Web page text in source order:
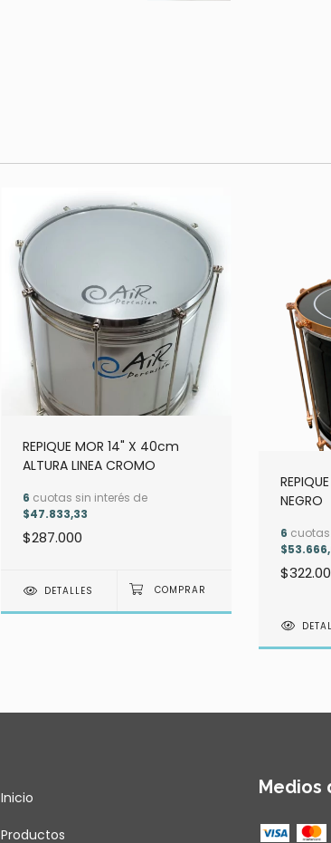
REPIQUE MOR 14" X 40cm
ALTURA LINEA CROMO
6 cuotas sin interés de
$47.833,33
$287.000
DETALLES
NEGRO
6 cuotas
Inicio
Productos
Medios